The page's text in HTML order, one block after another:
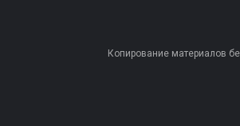
Копирование материалов